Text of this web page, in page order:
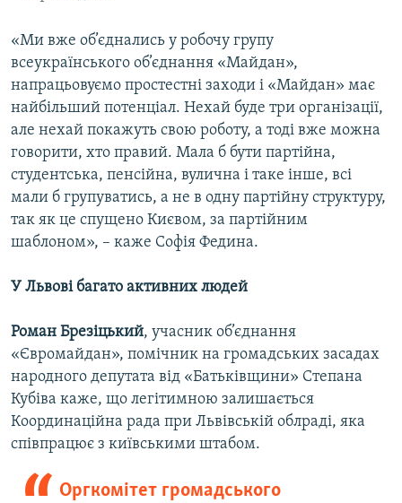
«Ми вже об’єднались у робочу групу
всеукраїнського об’єднання «Майдан»,
напрацьовуємо простестні заходи і «Майдан» має
найбільший потенціал. Нехай буде три організації,
але нехай покажуть свою роботу, а тоді вже можна
говорити, хто правий. Мала б бути партійна,
студентська, пенсійна, вулична і таке інше, всі
мали б групуватись, а не в одну партійну структуру,
так як це спущено Києвом, за партійним
шаблоном», – каже Софія Федина.
У Львові багато активних людей
Роман Брезіцький, учасник об’єднання
«Євромайдан», помічник на громадських засадах
народного депутата від «Батьківщини» Степана
Кубіва каже, що легітимною залишається
Координаційна рада при Львівській облраді, яка
співпрацює з київськими штабом.
Оргкомітет громадського